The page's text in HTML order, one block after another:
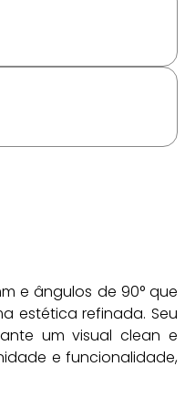
e ângulos de 90° que
estética refinada. Seu
um visual clean e
e funcionalidade,